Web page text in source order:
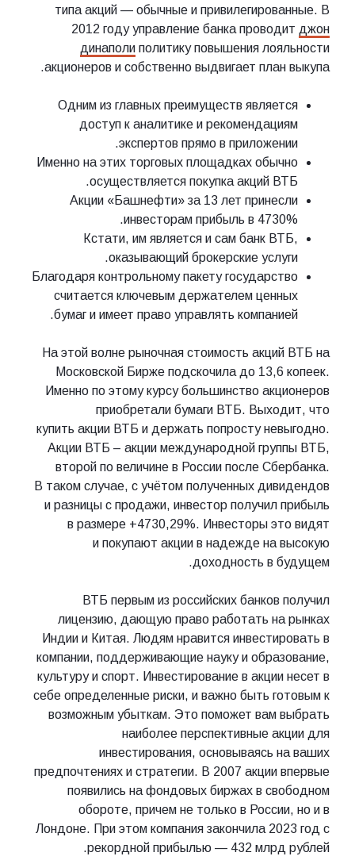
типа акций — обычные и привилегированные. В
2012 году управление банка проводит джон
динаполи политику повышения лояльности
акционеров и собственно выдвигает план выкупа.
Одним из главных преимуществ является
доступ к аналитике и рекомендациям
экспертов прямо в приложении.
Именно на этих торговых площадках обычно
осуществляется покупка акций ВТБ.
Акции «Башнефти» за 13 лет принесли
инвесторам прибыль в 4730%.
Кстати, им является и сам банк ВТБ,
оказывающий брокерские услуги.
Благодаря контрольному пакету государство
считается ключевым держателем ценных
бумаг и имеет право управлять компанией.
На этой волне рыночная стоимость акций ВТБ на
Московской Бирже подскочила до 13,6 копеек.
Именно по этому курсу большинство акционеров
приобретали бумаги ВТБ. Выходит, что
купить акции ВТБ и держать попросту невыгодно.
Акции ВТБ – акции международной группы ВТБ,
второй по величине в России после Сбербанка.
В таком случае, с учётом полученных дивидендов
и разницы с продажи, инвестор получил прибыль
в размере +4730,29%. Инвесторы это видят
и покупают акции в надежде на высокую
доходность в будущем.
ВТБ первым из российских банков получил
лицензию, дающую право работать на рынках
Индии и Китая. Людям нравится инвестировать в
компании, поддерживающие науку и образование,
культуру и спорт. Инвестирование в акции несет в
себе определенные риски, и важно быть готовым к
возможным убыткам. Это поможет вам выбрать
наиболее перспективные акции для
инвестирования, основываясь на ваших
предпочтениях и стратегии. В 2007 акции впервые
появились на фондовых биржах в свободном
обороте, причем не только в России, но и в
Лондоне. При этом компания закончила 2023 год с
рекордной прибылью — 432 млрд рублей.